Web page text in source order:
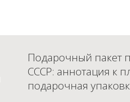
Подарочный пакет
СССР: аннотация к
подарочная